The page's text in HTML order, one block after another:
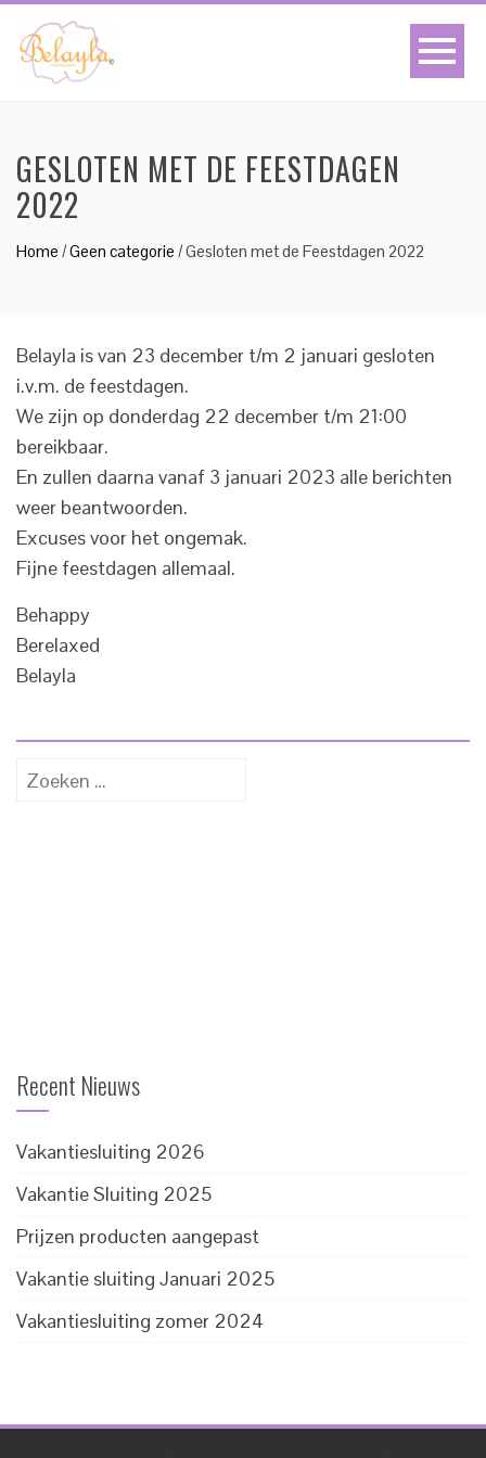
GESLOTEN MET DE FEESTDAGEN
2022
Home /Geen categorie /Gesloten met de Feestdagen 2022
Belayla is van 23 december t/m 2 januari gesloten
i.v.m. de feestdagen.
We zijn op donderdag 22 december t/m 21:00
bereikbaar.
En zullen daarna vanaf 3 januari 2023 alle berichten
weer beantwoorden.
Excuses voor het ongemak.
Fijne feestdagen allemaal.
Behappy
Berelaxed
Belayla
Zoeken
Recent Nieuws
Vakantiesluiting 2026
Vakantie Sluiting 2025
Prijzen producten aangepast
Vakantie sluiting Januari 2025
Vakantiesluiting zomer 2024